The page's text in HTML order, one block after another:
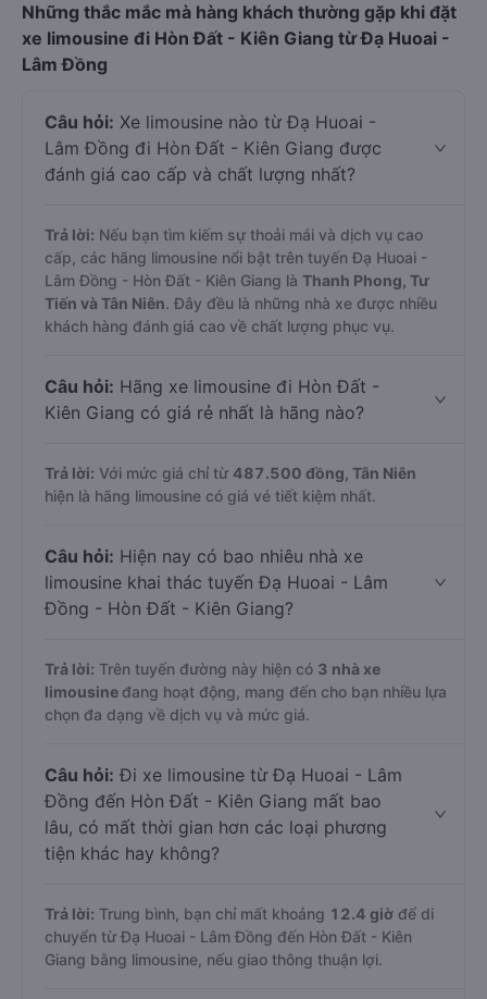
Những thắc mắc mà hàng khách thường gặp khi đặt
xe limousine đi Hòn Đất - Kiên Giang từ Đạ Huoai -
Lâm Đồng
Câu hỏi: Xe limousine nào từ Đạ Huoai -
Lâm Đồng đi Hòn Đất - Kiên Giang được
đánh giá cao cấp và chất lượng nhất?
Trả lời: Nếu bạn tìm kiếm sự thoải mái và dịch vụ cao
cấp, các hãng limousine nổi bật trên tuyến Đạ Huoai -
Lâm Đồng - Hòn Đất - Kiên Giang là Thanh Phong, Tư
Tiến và Tân Niên. Đây đều là những nhà xe được nhiều
khách hàng đánh giá cao về chất lượng phục vụ.
Câu hỏi: Hãng xe limousine đi Hòn Đất -
Kiên Giang có giá rẻ nhất là hãng nào?
Trả lời: Với mức giá chỉ từ 487.500 đồng, Tân Niên
hiện là hãng limousine có giá vé tiết kiệm nhất.
Câu hỏi: Hiện nay có bao nhiêu nhà xe
limousine khai thác tuyến Đạ Huoai - Lâm
Đồng - Hòn Đất - Kiên Giang?
Trả lời: Trên tuyến đường này hiện có 3 nhà xe
limousine đang hoạt động, mang đến cho bạn nhiều lựa
chọn đa dạng về dịch vụ và mức giá.
Câu hỏi: Đi xe limousine từ Đạ Huoai - Lâm
Đồng đến Hòn Đất - Kiên Giang mất bao
lâu, có mất thời gian hơn các loại phương
tiện khác hay không?
Trả lời: Trung bình, bạn chỉ mất khoảng 12.4 giờ để di
chuyển từ Đạ Huoai - Lâm Đồng đến Hòn Đất - Kiên
Giang bằng limousine, nếu giao thông thuận lợi.